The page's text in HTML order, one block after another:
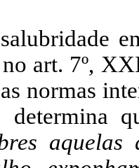
no art. 7º,
normas
determina